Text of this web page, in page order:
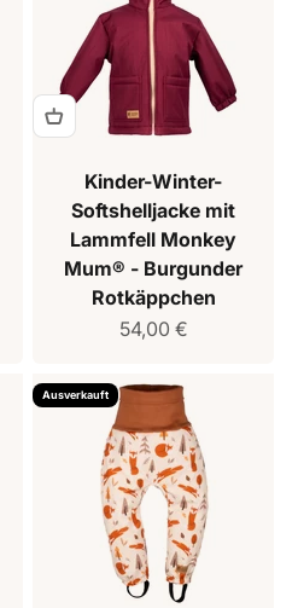
Kinder-Winter-
Softshelljacke mit
Lammfell Monkey
Mum® - Burgunder
Rotkäppchen
Verkaufspreis
54,00 €
Ausverkauft